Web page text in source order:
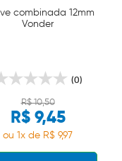
combinada 12mm
Vonder
(0)
R$ 10,50
R$ 9,45
ou 1x de R$ 9,97